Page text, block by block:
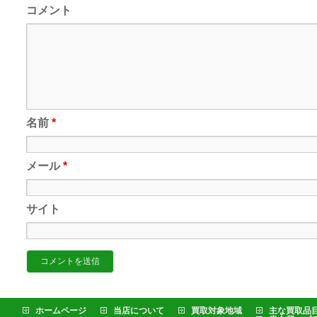
コメント
名前 *
メール*
サイト
ホームページ 当店について 買取対象地域
主な買取品目